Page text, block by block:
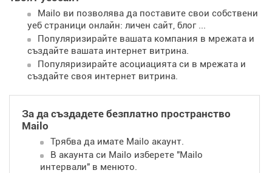
Mailo ви позволява да поставите свои собствени
уеб страници онлайн: личен сайт, блог ...
Популяризирайте вашата компания в мрежата и
създайте вашата интернет витрина.
Популяризирайте асоциацията си в мрежата и
създайте своя интернет витрина.
За да създадете безплатно пространство
Mailo
Трябва да имате Mailo акаунт.
В акаунта си Mailo изберете "Mailo
интервали" в менюто.